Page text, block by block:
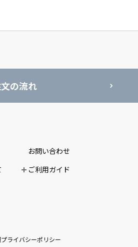
の流れ
お問い合わせ
ご利用ガイド
プライバシーポリシー